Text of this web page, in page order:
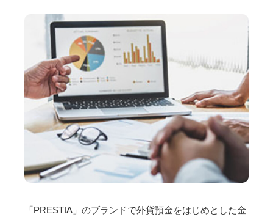
「PRESTIA」のブランドで外貨預金をはじめとした金